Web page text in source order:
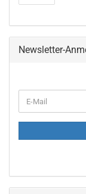
Newsletter-
ZUR
E-
Mail